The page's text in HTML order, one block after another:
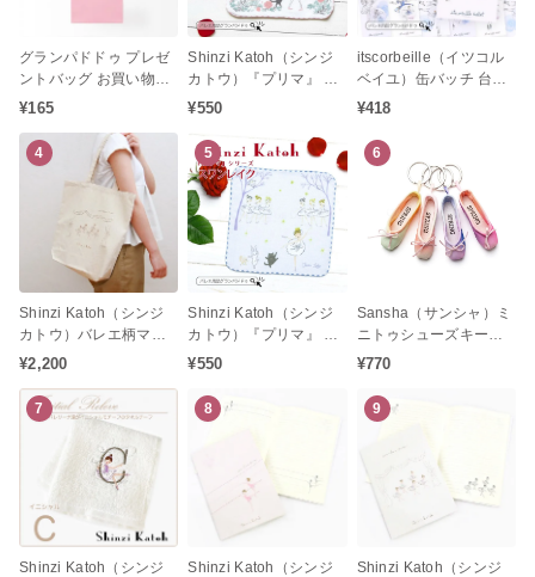
グランパドドゥ プレゼ
ントバッグ お買い物袋
（小） プレゼント手提
押し袋
¥165
Shinzi Katoh（シンジ
カトウ）『プリマ』 シ
リーズ スリーピングビ
フ バレエ柄 プレゼント
発表会
¥550
itscorbeille（イツコル
ベイユ）缶バッチ 台紙
付き（バレエステーシ
返し 発表会お返し 白鳥
の湖 眠れる森の美女 く
るみ割り人形 ドン・キ
ホーテ ジゼル）
¥418
4
Shinzi Katoh（シンジ
カトウ）バレエ柄マチ
付きトートバッグ レ
ヴェランス
¥2,200
5
Shinzi Katoh（シンジ
カトウ）『プリマ』 シ
リーズ スワンレイク タ
レゼント 発表会
¥550
6
Sansha（サンシャ）ミ
ニトゥシューズキーホ
ルダー「SPRING」シ
プレゼント 発表会お返
し）
¥770
7
Shinzi Katoh（シンジ
8
Shinzi Katoh（シンジ
9
Shinzi Katoh（シンジ